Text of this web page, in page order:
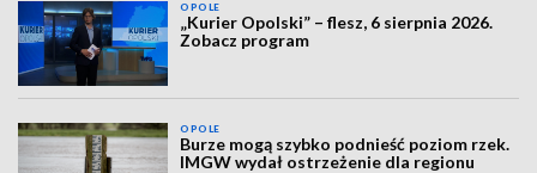
OPOLE
„Kurier Opolski” – flesz, 6 sierpnia 2026.
Zobacz program
OPOLE
Burze mogą szybko podnieść poziom rzek.
IMGW wydał ostrzeżenie dla regionu